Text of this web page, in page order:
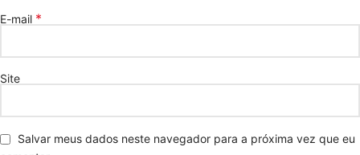
E-mail *
Site
Salvar meus dados neste navegador para a próxima vez que eu